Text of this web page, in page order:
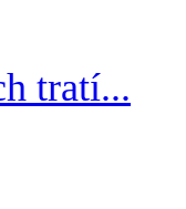
tratí...